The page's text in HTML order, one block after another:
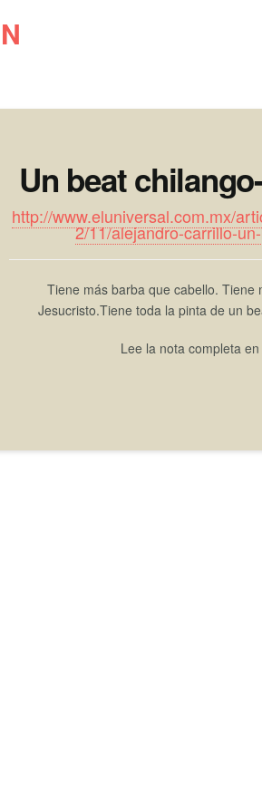
Un beat
http://www.eluniversal.com.mx/
2/11/alejandro-carrillo-
Tiene más barba que cabello. Tiene
Jesucristo.Tiene toda la pinta de un
Lee la nota completa